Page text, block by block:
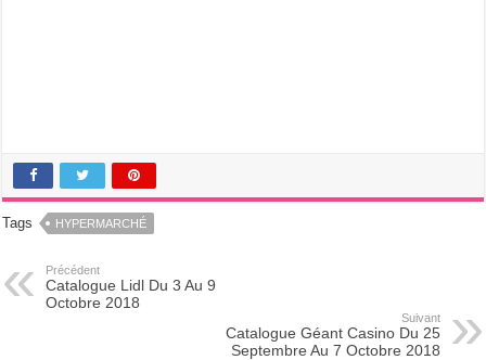
Tags HYPERMARCHÉ
Précédent
Catalogue Lidl Du 3 Au 9
Octobre 2018
Suivant
Catalogue Géant Casino Du 25
Septembre Au 7 Octobre 2018